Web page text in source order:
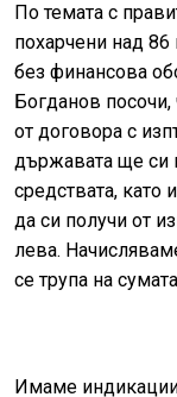
По темата с
похарчени над
без финансова
Богданов посочи,
от договора с
държавата ще си
средствата,
да си получи от
лева.
се трупа на
Имаме